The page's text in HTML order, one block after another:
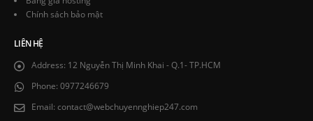
Chính sách bảo mật
LIÊN HỆ
Address: 12 Nguyễn Thị Minh Khai - Q.1- TP.HCM
Phone: 0977246679
Email: contact@webchuyennghiep247.com